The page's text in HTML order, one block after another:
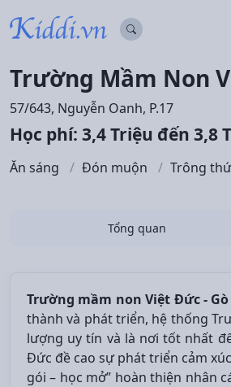
Trường Mầm Non
57/643, Nguyễn Oanh, P.17
Học phí: 3,4 Triệu đến 3,8
Ăn sáng Đón muộn Trông
Tổng quan
Trường mầm non Việt Đức - Gò
thành và phát triển, hệ thống
lượng uy tín và là nơi tốt nhất
Đức đề cao sự phát triển cảm
gói – học mở” hoàn thiện nhân